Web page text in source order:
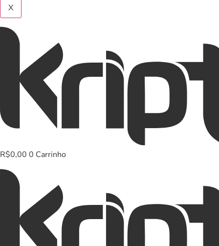
X
R$0,00 0 Carrinho